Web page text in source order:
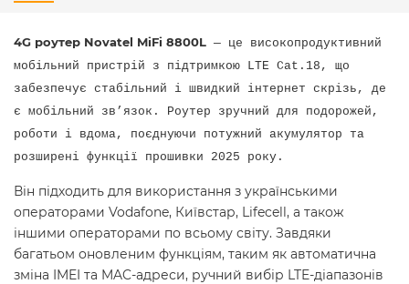
4G роутер Novatel MiFi 8800L — це високопродуктивний
мобільний пристрій з підтримкою LTE Cat.18, що
забезпечує стабільний і швидкий інтернет скрізь, де
є мобільний зв’язок. Роутер зручний для подорожей,
роботи і вдома, поєднуючи потужний акумулятор та
розширені функції прошивки 2025 року.
Він підходить для використання з українськими
операторами Vodafone, Київстар, Lifecell, а також
іншими операторами по всьому світу. Завдяки
багатьом оновленим функціям, таким як автоматична
зміна IMEI та MAC-адреси, ручний вибір LTE-діапазонів